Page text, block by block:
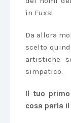
in Fuxs!
Da allora
scelto
artistiche
simpatico.
Il tuo
cosa parla